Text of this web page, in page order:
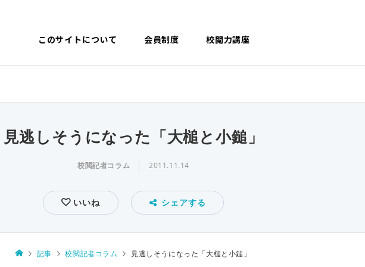
このサイトについて 会員制度 校閲力講座
見逃しそうになった「大槌と小鎚」
校閲記者コラム 2011.11.14
いいね シェアする
記事 校閲記者コラム 見逃しそうになった「大槌と小鎚」